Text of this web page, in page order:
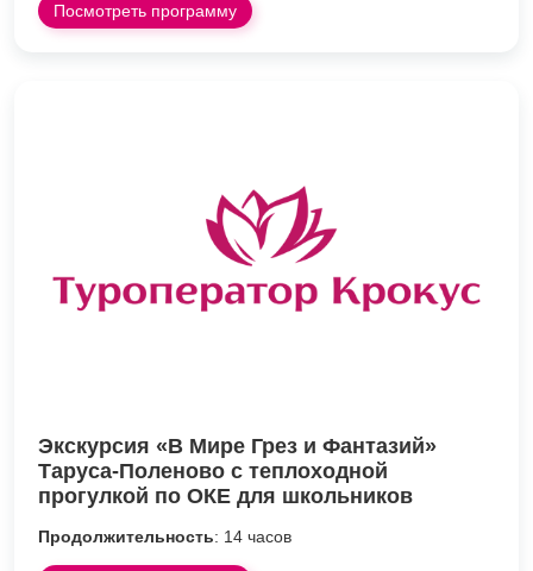
Посмотреть программу
Экскурсия «В Мире Грез и Фантазий»
Таруса-Поленово с теплоходной
прогулкой по ОКЕ для школьников
Продолжительность: 14 часов